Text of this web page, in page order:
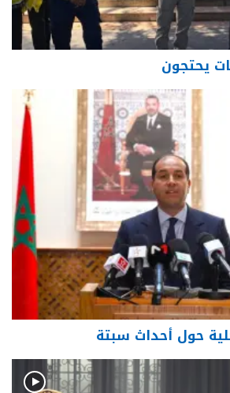
يحتجون
حول أحداث سبتة